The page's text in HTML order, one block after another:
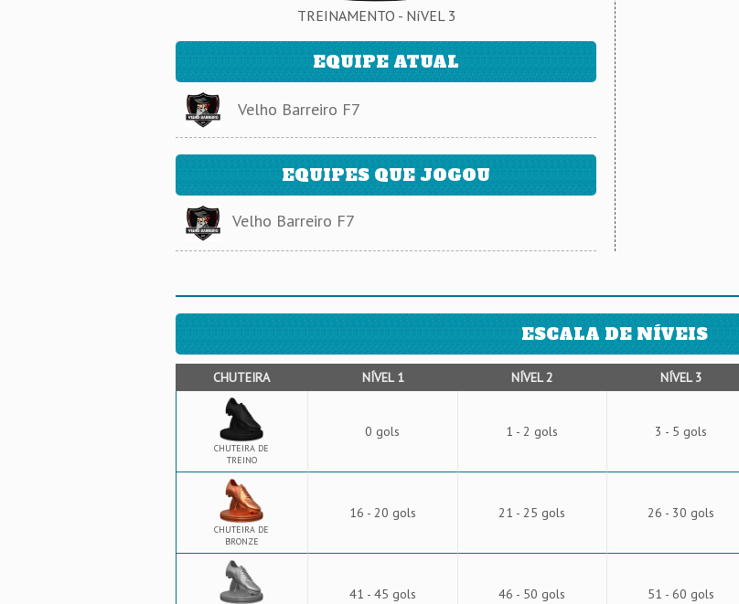
TREINAMENTO - NíVEL 3
EQUIPE ATUAL
Velho Barreiro F7
EQUIPES QUE JOGOU
Velho Barreiro F7
ESCALA DE NÍVEIS
CHUTEIRA NÍVEL 1 NÍVEL 2 NÍVEL 3
CHUTEIRA DE
TREINO
0 gols 1 - 2 gols 3 - 5 gols
CHUTEIRA DE
BRONZE
16 - 20 gols 21 - 25 gols 26 - 30 gols
41 - 45 gols 46 - 50 gols 51 - 60 gols